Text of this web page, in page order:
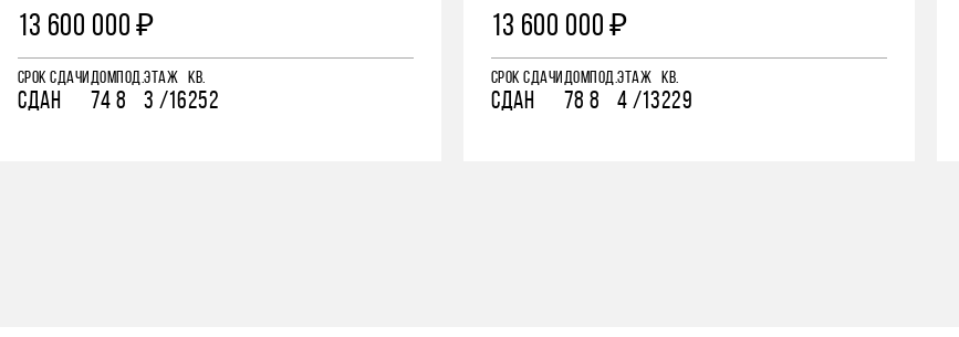
13 600 000 ₽
СРОК СДАЧИ
СДАН
ДОМ
74
ПОД.
8
ЭТАЖ
3 /16
КВ.
252
13 600 000 ₽
СРОК СДАЧИ
СДАН
ДОМ
78
ПОД.
8
ЭТАЖ
4 /13
КВ.
229